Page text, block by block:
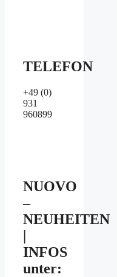
TELEFON
+49 (0)
931
960899
NUOVO
–
NEUHEITEN
|
INFOS
unter: